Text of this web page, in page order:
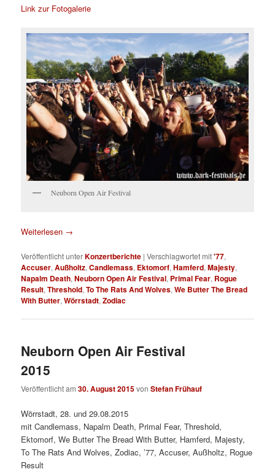
Link zur Fotogalerie
Neuborn Open Air Festival
Weiterlesen →
Veröffentlicht unterKonzertberichte |Verschlagwortet mit'77,
Accuser,Außholtz,Candlemass, Ektomorf,Hamferd,Majesty,
Napalm Death,Neuborn Open Air Festival, Primal Fear, Rogue
Result,Threshold,To The Rats And Wolves,We Butter The Bread
With Butter,Wörrstadt,Zodiac
Neuborn Open Air Festival
2015
Veröffentlicht am30. August 2015vonStefan Frühauf
Wörrstadt, 28. und 29.08.2015
mit Candlemass, Napalm Death, Primal Fear, Threshold,
Ektomorf, We Butter The Bread With Butter, Hamferd, Majesty,
To The Rats And Wolves, Zodiac, ’77, Accuser, Außholtz, Rogue
Result